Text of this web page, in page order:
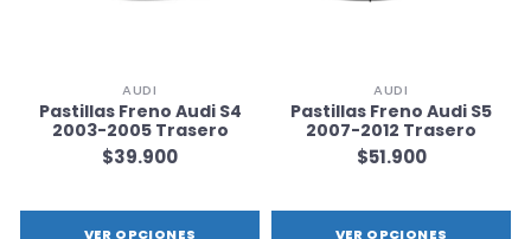
AUDI
Pastillas Freno Audi S4
2003-2005 Trasero
$39.900
VER OPCIONES
AUDI
Pastillas Freno Audi S5
2007-2012 Trasero
$51.900
VER OPCIONES